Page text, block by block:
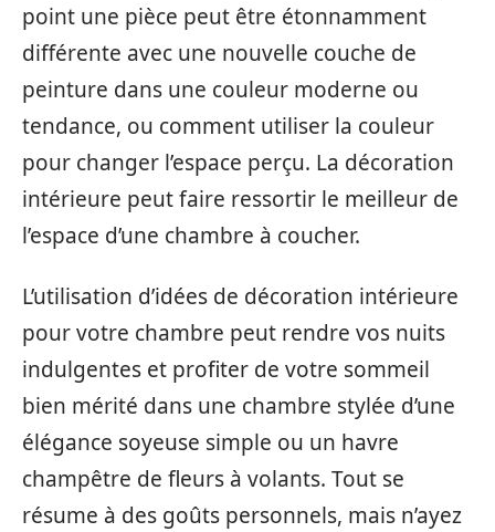
point une pièce peut être étonnamment
différente avec une nouvelle couche de
peinture dans une couleur moderne ou
tendance, ou comment utiliser la couleur
pour changer l’espace perçu. La décoration
intérieure peut faire ressortir le meilleur de
l’espace d’une chambre à coucher.
L’utilisation d’idées de décoration intérieure
pour votre chambre peut rendre vos nuits
indulgentes et profiter de votre sommeil
bien mérité dans une chambre stylée d’une
élégance soyeuse simple ou un havre
champêtre de fleurs à volants. Tout se
résume à des goûts personnels, mais n’ayez